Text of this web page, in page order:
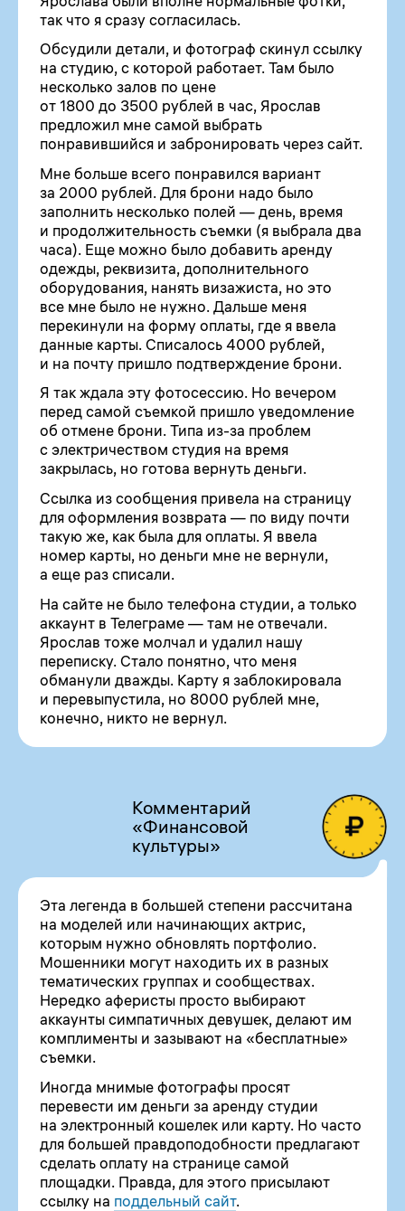
так что я сразу согласилась.
Обсудили детали, и фотограф скинул ссылку
на студию, с которой работает. Там было
несколько залов по цене
от 1800 до 3500 рублей в час, Ярослав
предложил мне самой выбрать
понравившийся и забронировать через сайт.
Мне больше всего понравился вариант
за 2000 рублей. Для брони надо было
заполнить несколько полей — день, время
и продолжительность съемки (я выбрала два
часа). Еще можно было добавить аренду
одежды, реквизита, дополнительного
оборудования, нанять визажиста, но это
все мне было не нужно. Дальше меня
перекинули на форму оплаты, где я ввела
данные карты. Списалось 4000 рублей,
и на почту пришло подтверждение брони.
Я так ждала эту фотосессию. Но вечером
перед самой съемкой пришло уведомление
об отмене брони. Типа из-за проблем
с электричеством студия на время
закрылась, но готова вернуть деньги.
Ссылка из сообщения привела на страницу
для оформления возврата — по виду почти
такую же, как была для оплаты. Я ввела
номер карты, но деньги мне не вернули,
а еще раз списали.
На сайте не было телефона студии, а только
аккаунт в Телеграме — там не отвечали.
Ярослав тоже молчал и удалил нашу
переписку. Стало понятно, что меня
обманули дважды. Карту я заблокировала
и перевыпустила, но 8000 рублей мне,
конечно, никто не вернул.
Эта легенда в большей степени рассчитана
на моделей или начинающих актрис,
которым нужно обновлять портфолио.
Мошенники могут находить их в разных
тематических группах и сообществах.
Нередко аферисты просто выбирают
аккаунты симпатичных девушек, делают им
комплименты и зазывают на «бесплатные»
съемки.
Иногда мнимые фотографы просят
перевести им деньги за аренду студии
на электронный кошелек или карту. Но часто
для большей правдоподобности предлагают
сделать оплату на странице самой
площадки. Правда, для этого присылают
ссылку на поддельный сайт.
Комментарий
«Финансовой
культуры»